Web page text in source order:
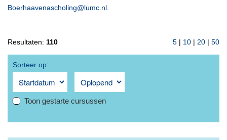
Boerhaavenascholing@lumc.nl
Resultaten: 110 5 | 10 | 20 | 50
Sorteer op:
Toon gestarte cursussen